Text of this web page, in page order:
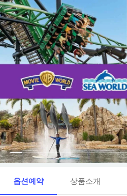
옵션예약 상품소개